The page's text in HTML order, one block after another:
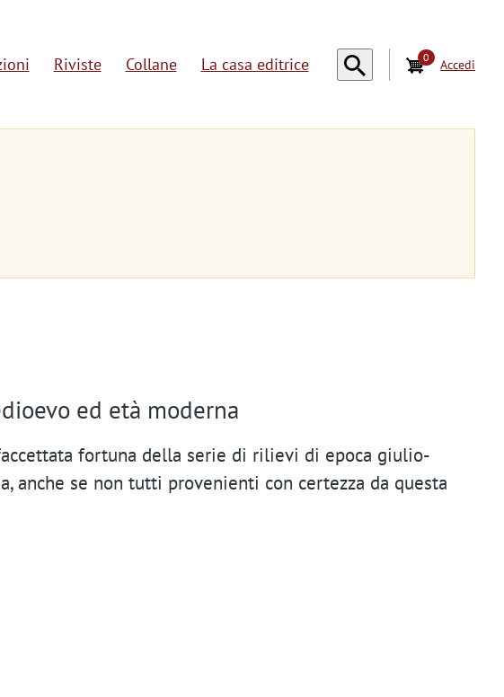
Riviste Collane La casa editrice 0
s
m
Accedi
ed età moderna
fortuna della serie di rilievi di epoca giulio-
anche se non tutti provenienti con certezza da questa